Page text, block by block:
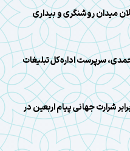
میدان روشنگری و بیداری
سرپرست اداره‌کل تبلیغات
شرارت جهانی پیام اربعین در